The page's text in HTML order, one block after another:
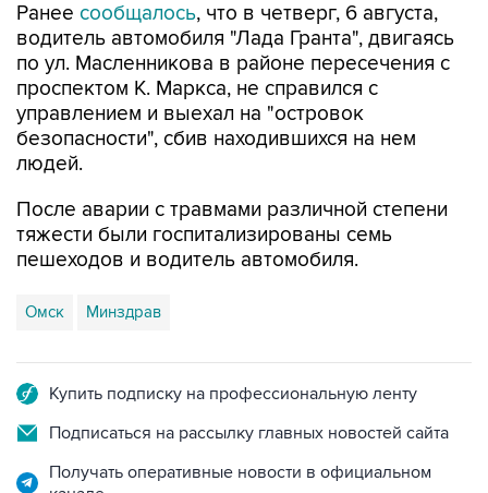
Ранее сообщалось, что в четверг, 6 августа,
водитель автомобиля "Лада Гранта", двигаясь
по ул. Масленникова в районе пересечения с
проспектом К. Маркса, не справился с
управлением и выехал на "островок
безопасности", сбив находившихся на нем
людей.
После аварии с травмами различной степени
тяжести были госпитализированы семь
пешеходов и водитель автомобиля.
Омск Минздрав
Купить подписку на профессиональную ленту
Подписаться на рассылку главных новостей сайта
Получать оперативные новости в официальном